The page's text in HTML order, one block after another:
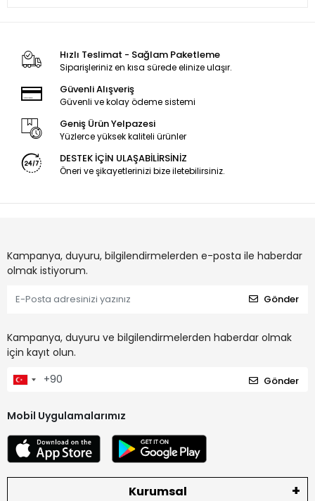
Hızlı Teslimat - Sağlam Paketleme
Siparişleriniz en kısa sürede elinize ulaşır.
Güvenli Alışveriş
Güvenli ve kolay ödeme sistemi
Geniş Ürün Yelpazesi
Yüzlerce yüksek kaliteli ürünler
DESTEK İÇİN ULAŞABİLİRSİNİZ
Öneri ve şikayetlerinizi bize iletebilirsiniz.
Kampanya, duyuru, bilgilendirmelerden e-posta ile haberdar
olmak istiyorum.
Gönder
Kampanya, duyuru ve bilgilendirmelerden haberdar olmak
için kayıt olun.
Gönder
Mobil Uygulamalarımız
Kurumsal